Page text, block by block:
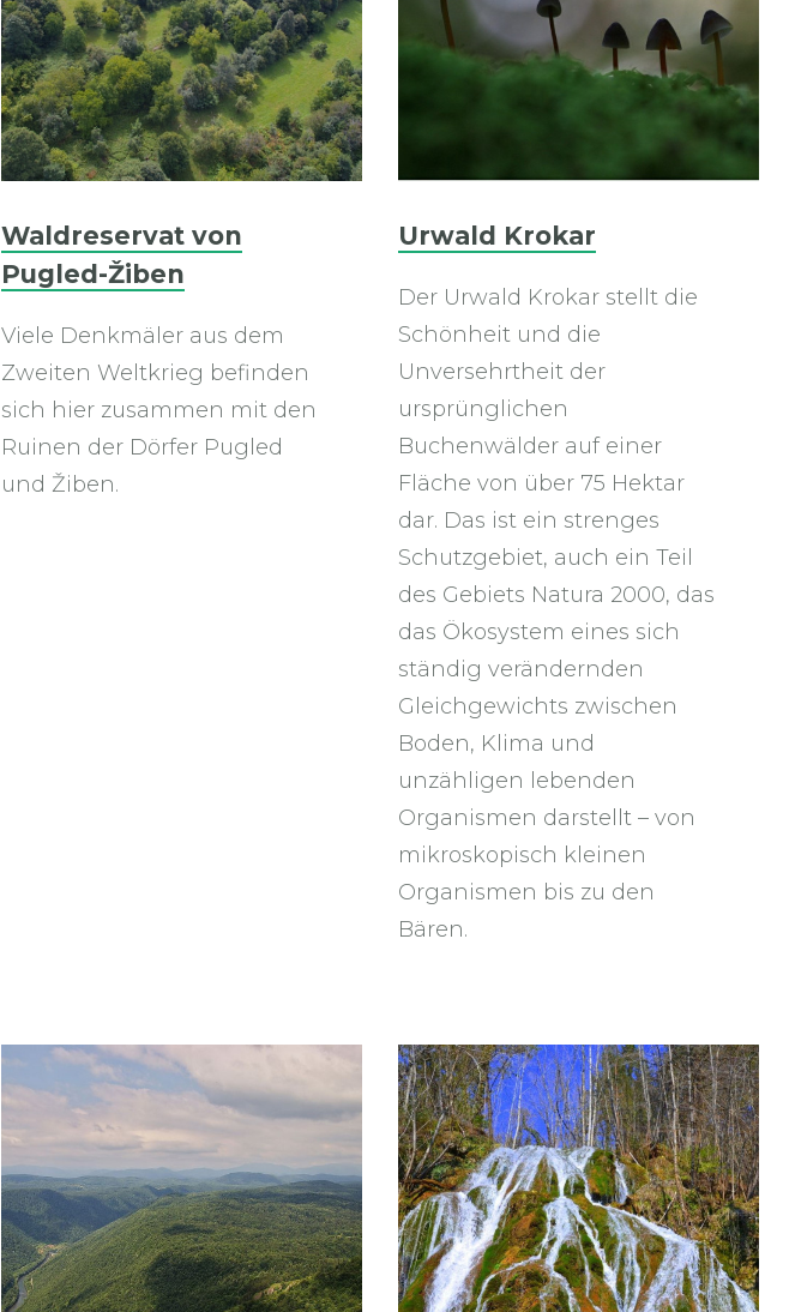
Waldreservat von
Pugled-Žiben
Viele Denkmäler aus dem
Zweiten Weltkrieg befinden
sich hier zusammen mit den
Ruinen der Dörfer Pugled
und Žiben.
Urwald Krokar
Der Urwald Krokar stellt die
Schönheit und die
Unversehrtheit der
ursprünglichen
Buchenwälder auf einer
Fläche von über 75 Hektar
dar. Das ist ein strenges
Schutzgebiet, auch ein Teil
des Gebiets Natura 2000, das
das Ökosystem eines sich
ständig verändernden
Gleichgewichts zwischen
Boden, Klima und
unzähligen lebenden
Organismen darstellt – von
mikroskopisch kleinen
Organismen bis zu den
Bären.